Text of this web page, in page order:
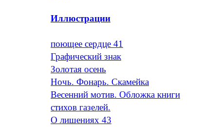
Иллюстрации
поющее сердце 41
Графический знак
Золотая осень
Ночь. Фонарь. Скамейка
Весенний мотив. Обложка книги
стихов газелей.
О лишениях 43